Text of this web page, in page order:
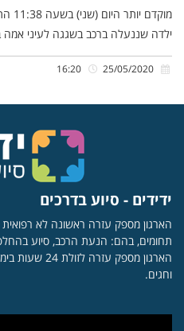
ילדה שננעלה ברכב בשגגה לעיני אמה
ידידים - סיוע בדרכים
הארגון מספק עזרה ראשונה לא
תחומים, בהם: הנעת הרכב, סיוע
הארגון מספק
וחגים.